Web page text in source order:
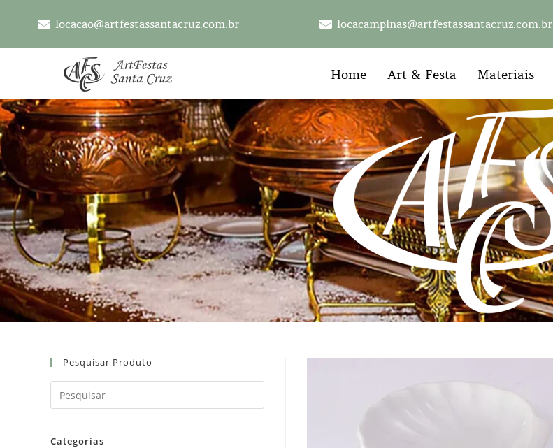
locacao@artfestassantacruz.com.br locacampinas@artfestassantacruz.com.br
Home Art & Festa Materiais
Pesquisar Produto
Categorias